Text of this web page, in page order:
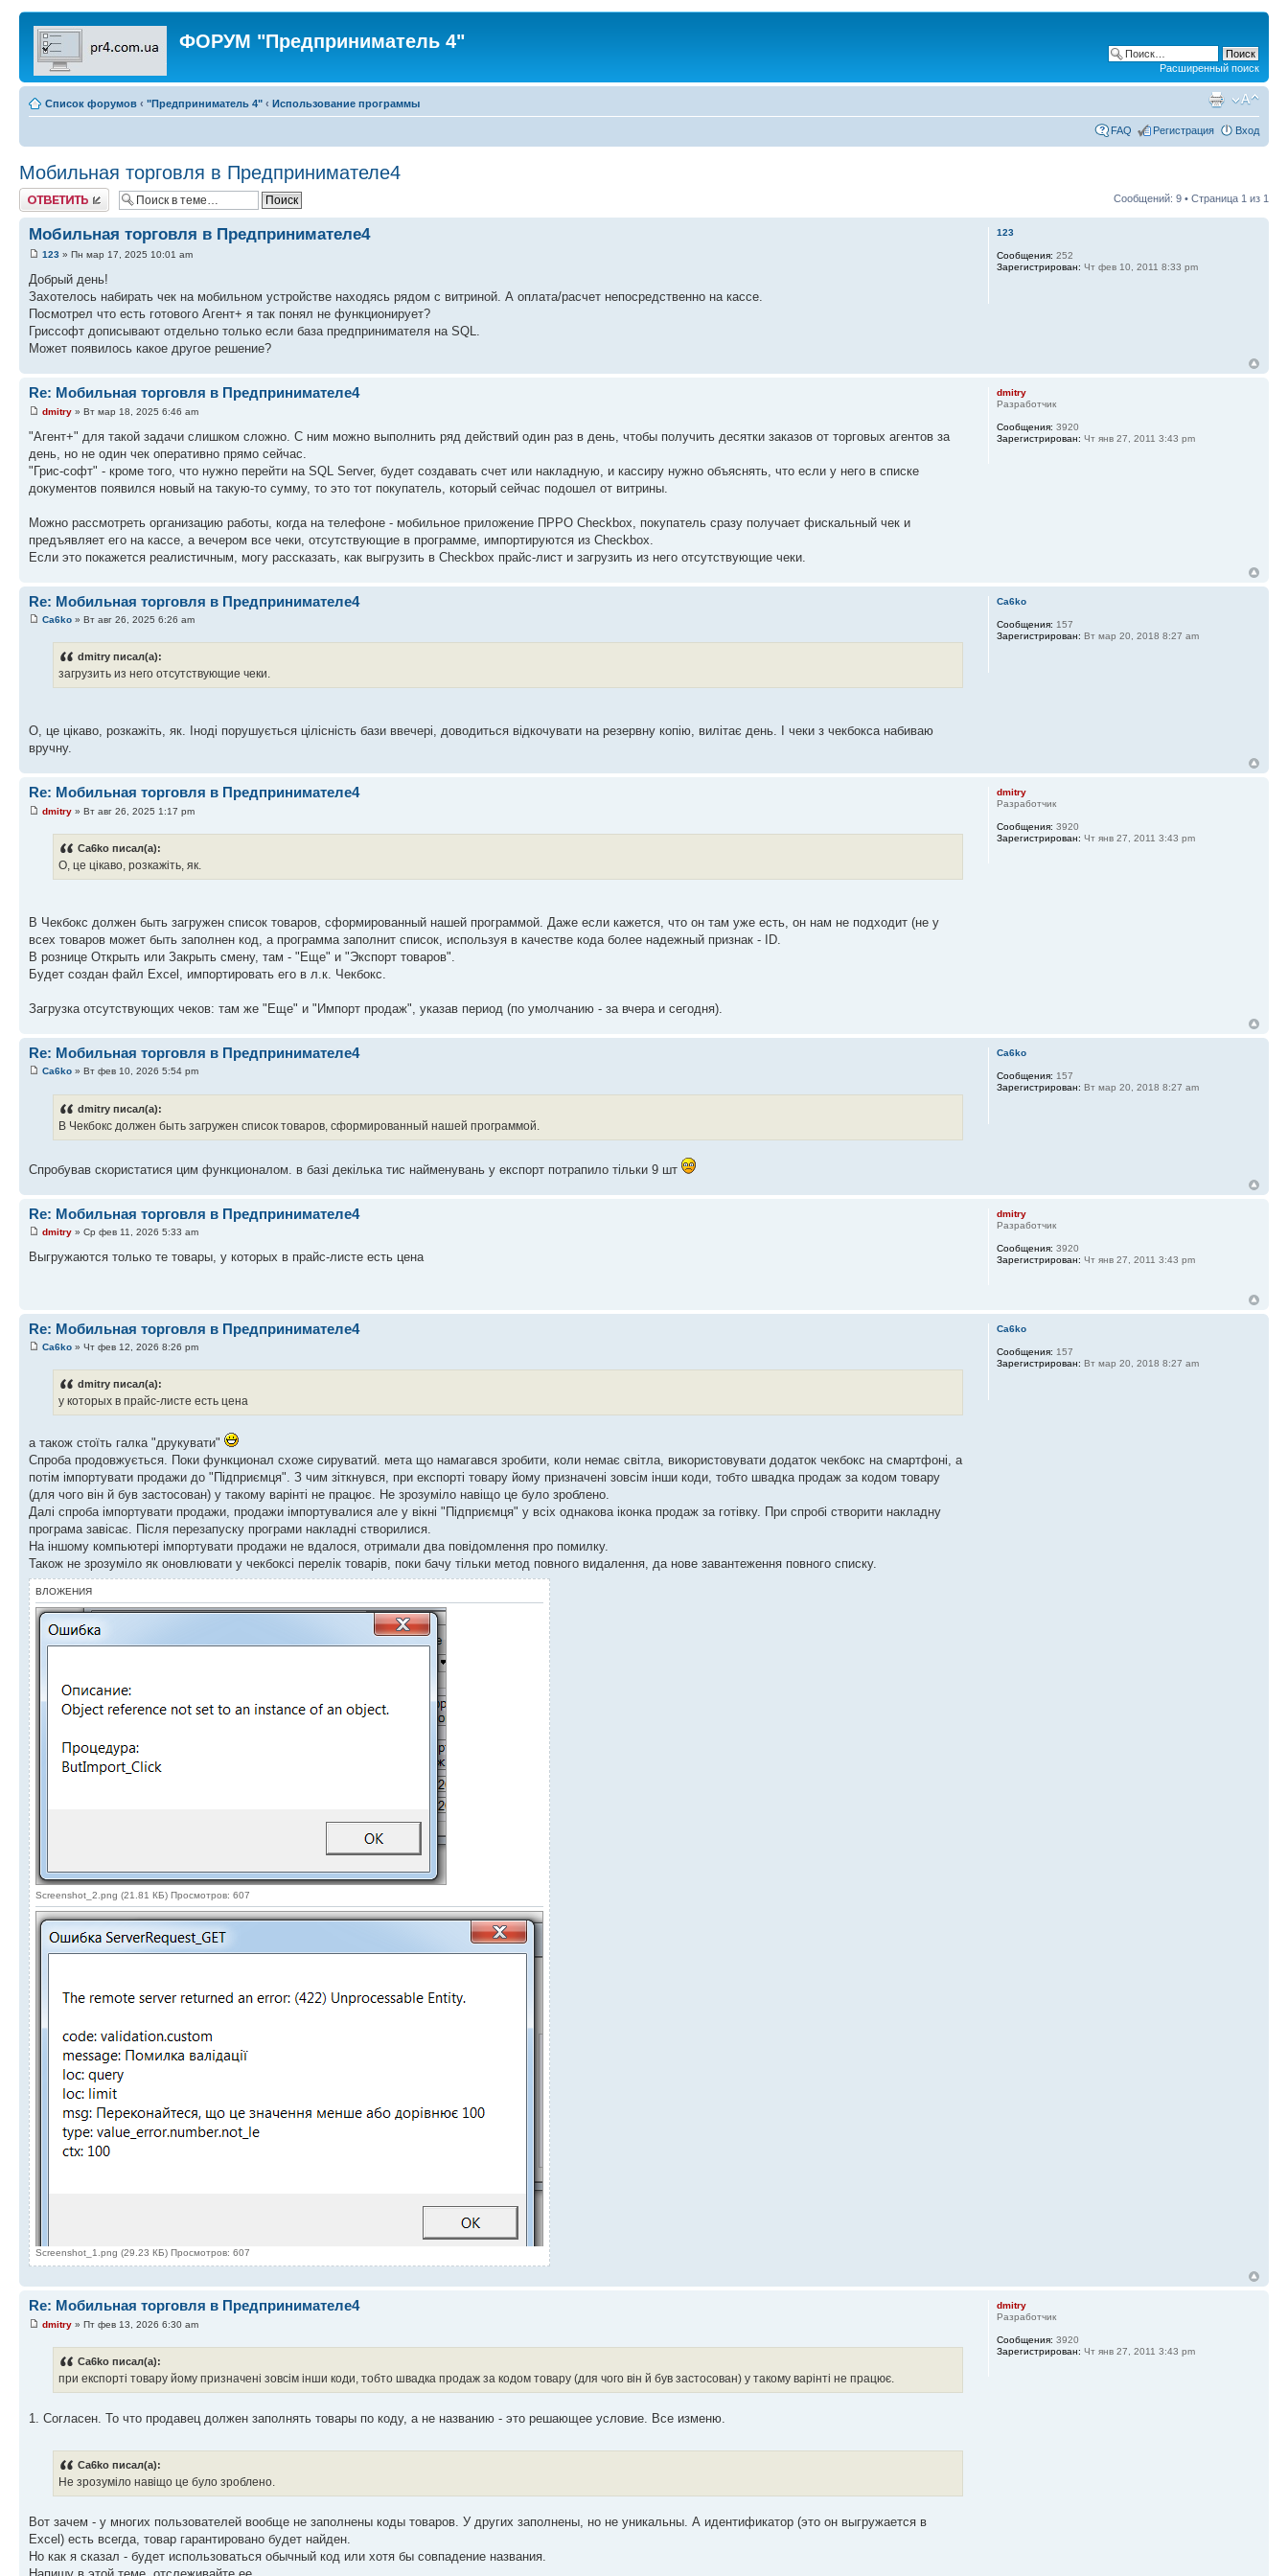
ФОРУМ "Предприниматель 4"
Расширенный поиск
Список форумов ‹ "Предприниматель 4" ‹ Использование программы
FAQ Регистрация Вход
Мобильная торговля в Предпринимателе4
Ответить Сообщений: 9 • Страница 1 из 1
Мобильная торговля в Предпринимателе4
123 » Пн мар 17, 2025 10:01 am
Добрый день!
Захотелось набирать чек на мобильном устройстве находясь рядом с витриной. А оплата/расчет непосредственно на кассе.
Посмотрел что есть готового Агент+ я так понял не функционирует?
Гриссофт дописывают отдельно только если база предпринимателя на SQL.
Может появилось какое другое решение?
123
Сообщения: 252
Зарегистрирован: Чт фев 10, 2011 8:33 pm
Re: Мобильная торговля в Предпринимателе4
dmitry » Вт мар 18, 2025 6:46 am
"Агент+" для такой задачи слишком сложно. С ним можно выполнить ряд действий один раз в день, чтобы получить десятки заказов от торговых агентов за
день, но не один чек оперативно прямо сейчас.
"Грис-софт" - кроме того, что нужно перейти на SQL Server, будет создавать счет или накладную, и кассиру нужно объяснять, что если у него в списке
документов появился новый на такую-то сумму, то это тот покупатель, который сейчас подошел от витрины.
Можно рассмотреть организацию работы, когда на телефоне - мобильное приложение ПРРО Checkbox, покупатель сразу получает фискальный чек и
предъявляет его на кассе, а вечером все чеки, отсутствующие в программе, импортируются из Checkbox.
Если это покажется реалистичным, могу рассказать, как выгрузить в Checkbox прайс-лист и загрузить из него отсутствующие чеки.
dmitry
Разработчик
Сообщения: 3920
Зарегистрирован: Чт янв 27, 2011 3:43 pm
Re: Мобильная торговля в Предпринимателе4
Ca6ko » Вт авг 26, 2025 6:26 am
dmitry писал(а):
загрузить из него отсутствующие чеки.
О, це цікаво, розкажіть, як. Іноді порушується цілісність бази ввечері, доводиться відкочувати на резервну копію, вилітає день. І чеки з чекбокса набиваю
вручну.
Ca6ko
Сообщения: 157
Зарегистрирован: Вт мар 20, 2018 8:27 am
Re: Мобильная торговля в Предпринимателе4
dmitry » Вт авг 26, 2025 1:17 pm
Ca6ko писал(а):
О, це цікаво, розкажіть, як.
В Чекбокс должен быть загружен список товаров, сформированный нашей программой. Даже если кажется, что он там уже есть, он нам не подходит (не у
всех товаров может быть заполнен код, а программа заполнит список, используя в качестве кода более надежный признак - ID.
В рознице Открыть или Закрыть смену, там - "Еще" и "Экспорт товаров".
Будет создан файл Excel, импортировать его в л.к. Чекбокс.
Загрузка отсутствующих чеков: там же "Еще" и "Импорт продаж", указав период (по умолчанию - за вчера и сегодня).
dmitry
Разработчик
Сообщения: 3920
Зарегистрирован: Чт янв 27, 2011 3:43 pm
Re: Мобильная торговля в Предпринимателе4
Ca6ko » Вт фев 10, 2026 5:54 pm
dmitry писал(а):
В Чекбокс должен быть загружен список товаров, сформированный нашей программой.
Спробував скористатися цим функционалом. в базі декілька тис найменувань у експорт потрапило тільки 9 шт
Ca6ko
Сообщения: 157
Зарегистрирован: Вт мар 20, 2018 8:27 am
Re: Мобильная торговля в Предпринимателе4
dmitry » Ср фев 11, 2026 5:33 am
Выгружаются только те товары, у которых в прайс-листе есть цена
dmitry
Разработчик
Сообщения: 3920
Зарегистрирован: Чт янв 27, 2011 3:43 pm
Re: Мобильная торговля в Предпринимателе4
Ca6ko » Чт фев 12, 2026 8:26 pm
dmitry писал(а):
у которых в прайс-листе есть цена
а також стоїть галка "друкувати"
Спроба продовжується. Поки функционал схоже сируватий. мета що намагався зробити, коли немає світла, використовувати додаток чекбокс на смартфоні, а
потім імпортувати продажи до "Підприємця". З чим зіткнувся, при експорті товару йому призначені зовсім інши коди, тобто швадка продаж за кодом товару
(для чого він й був застосован) у такому варінті не працює. Не зрозуміло навіщо це було зроблено.
Далі спроба імпортувати продажи, продажи імпортувалися але у вікні "Підприємця" у всіх однакова іконка продаж за готівку. При спробі створити накладну
програма завісає. Після перезапуску програми накладні створилися.
На іншому компьютері імпортувати продажи не вдалося, отримали два повідомлення про помилку.
Також не зрозуміло як оновлювати у чекбоксі перелік товарів, поки бачу тільки метод повного видалення, да нове завантеження повного списку.
ВЛОЖЕНИЯ
Screenshot_2.png (21.81 КБ) Просмотров: 607
Screenshot_1.png (29.23 КБ) Просмотров: 607
Ca6ko
Сообщения: 157
Зарегистрирован: Вт мар 20, 2018 8:27 am
Re: Мобильная торговля в Предпринимателе4
dmitry » Пт фев 13, 2026 6:30 am
Ca6ko писал(а):
при експорті товару йому призначені зовсім інши коди, тобто швадка продаж за кодом товару (для чого він й був застосован) у такому варінті не працює.
1. Согласен. То что продавец должен заполнять товары по коду, а не названию - это решающее условие. Все изменю.
Ca6ko писал(а):
Не зрозуміло навіщо це було зроблено.
Вот зачем - у многих пользователей вообще не заполнены коды товаров. У других заполнены, но не уникальны. А идентификатор (это он выгружается в
Excel) есть всегда, товар гарантировано будет найден.
Но как я сказал - будет использоваться обычный код или хотя бы совпадение названия.
dmitry
Разработчик
Сообщения: 3920
Зарегистрирован: Чт янв 27, 2011 3:43 pm